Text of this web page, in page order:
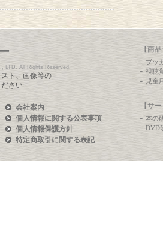
LTD. All Rights Reserved.
ト、画像等の
さい
会社案内
個人情報に関する公表事項
個人情報保護方針
特定商取引に関する表記
【商
ブッ
視聴
児童
【サ
本の
DVD